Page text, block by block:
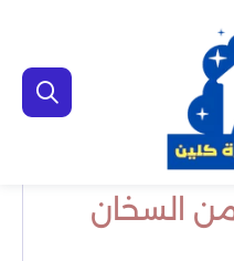
السخان